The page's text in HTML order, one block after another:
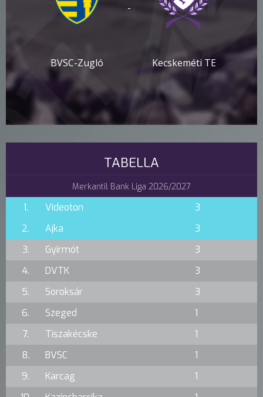
BVSC-Zugló
-
Kecskeméti TE
TABELLA
Merkantil Bank Liga 2026/2027
1. Videoton
3
2.
Ajka
3
3.
Gyirmót
3
4.
DVTK
3
5.
Soroksár
3
6.
Szeged
1
7.
Tiszakécske
1
8.
BVSC
1
9.
Karcag
1